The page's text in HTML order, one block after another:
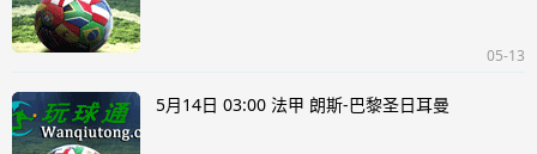
05-13
5月14日 03:00 法甲 朗斯-巴黎圣日耳曼